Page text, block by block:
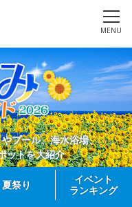
MENU
プール、海水浴場、
ットを大紹介
夏祭り
イベント
ランキング